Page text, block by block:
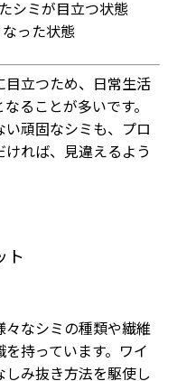
シミが目立つ状態
った状態
目立つため、日常生活
ることが多いです。
頑固なシミも、プロ
れば、見違えるよう
ト
々なシミの種類や繊維
持っています。ワイ
み抜き方法を駆使し